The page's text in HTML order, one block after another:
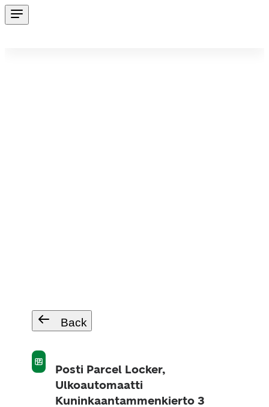
Back
Posti Parcel Locker,
Ulkoautomaatti
Kuninkaantammenkierto 3